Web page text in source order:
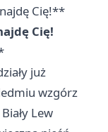
Cię!**
Cię!
już
wzgórz
Lew